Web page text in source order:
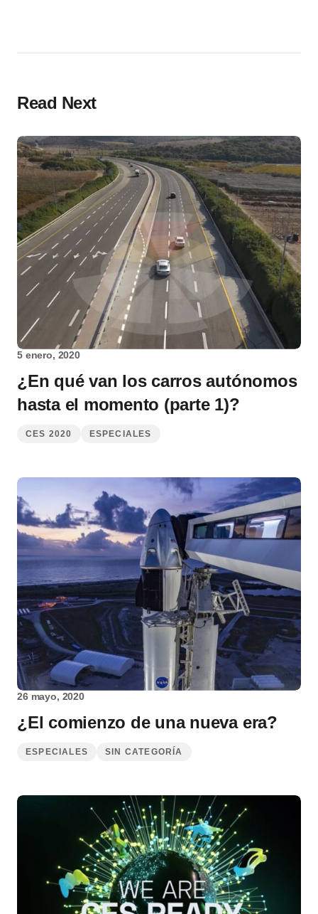
Read Next
5 enero, 2020
¿En qué van los carros autónomos
hasta el momento (parte 1)?
CES 2020 ESPECIALES
26 mayo, 2020
¿El comienzo de una nueva era?
ESPECIALES SIN CATEGORÍA